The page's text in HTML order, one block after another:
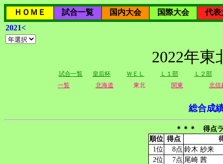
ＨＯＭＥ 試合一覧 国内大会 国際大会
代表
2021<
2022年東
試合一覧 皇后杯 ＷＥＬ Ｌ１部
Ｌ２部
一覧
北海道 東北 関東 北信
総合成
＊＊＊ 得点
順位 得点
1位
8点 鈴木 紗来
2位
7点 尾崎 茜